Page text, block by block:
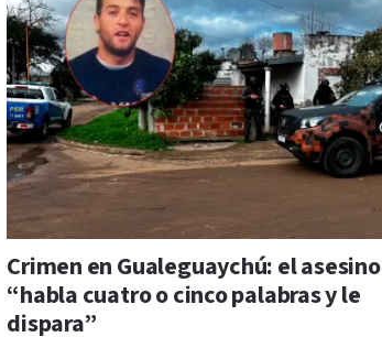
Crimen en Gualeguaychú: el asesino
“habla cuatro o cinco palabras y le
dispara”